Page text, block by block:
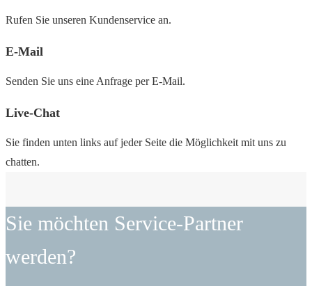
Rufen Sie unseren Kundenservice an.
E-Mail
Senden Sie uns eine Anfrage per E-Mail.
Live-Chat
Sie finden unten links auf jeder Seite die Möglichkeit mit uns zu
chatten.
Sie möchten Service-Partner
werden?